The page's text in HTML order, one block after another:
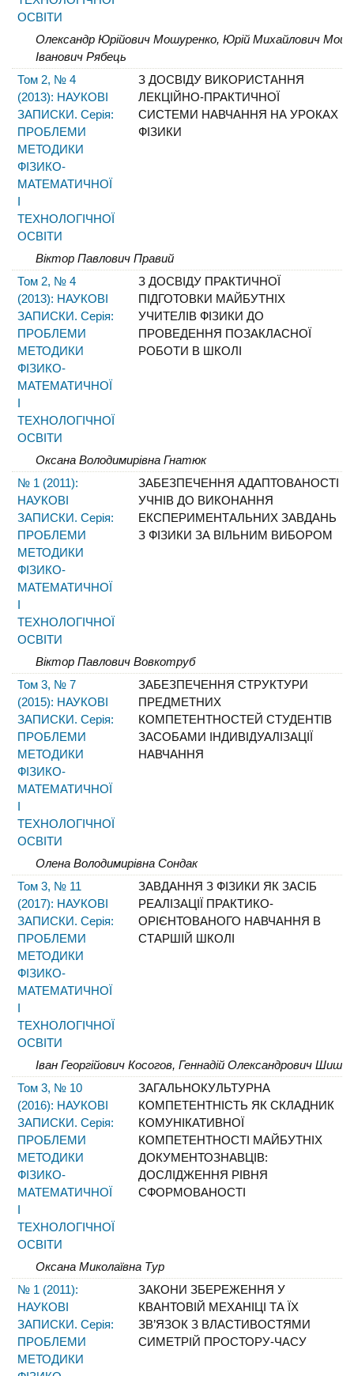
ОСВІТИ
Олександр Юрійович Мошуренко, Юрій Михайлович
Іванович Рябець
Том 2, № 4
(2013): НАУКОВІ
ЗАПИСКИ. Серія:
ПРОБЛЕМИ
МЕТОДИКИ
ФІЗИКО-
МАТЕМАТИЧНОЇ
І
ТЕХНОЛОГІЧНОЇ
ОСВІТИ
З ДОСВІДУ ВИКОРИСТАННЯ
ЛЕКЦІЙНО-ПРАКТИЧНОЇ
СИСТЕМИ НАВЧАННЯ НА УРОКАХ
ФІЗИКИ
Віктор Павлович Правий
Том 2, № 4
(2013): НАУКОВІ
ЗАПИСКИ. Серія:
ПРОБЛЕМИ
МЕТОДИКИ
ФІЗИКО-
МАТЕМАТИЧНОЇ
І
ТЕХНОЛОГІЧНОЇ
ОСВІТИ
З ДОСВІДУ ПРАКТИЧНОЇ
ПІДГОТОВКИ МАЙБУТНІХ
УЧИТЕЛІВ ФІЗИКИ ДО
ПРОВЕДЕННЯ ПОЗАКЛАСНОЇ
РОБОТИ В ШКОЛІ
Оксана Володимирівна Гнатюк
№ 1 (2011):
НАУКОВІ
ЗАПИСКИ. Серія:
ПРОБЛЕМИ
МЕТОДИКИ
ФІЗИКО-
МАТЕМАТИЧНОЇ
І
ТЕХНОЛОГІЧНОЇ
ОСВІТИ
ЗАБЕЗПЕЧЕННЯ АДАПТОВАНОСТІ
УЧНІВ ДО ВИКОНАННЯ
ЕКСПЕРИМЕНТАЛЬНИХ ЗАВДАНЬ
З ФІЗИКИ ЗА ВІЛЬНИМ ВИБОРОМ
Віктор Павлович Вовкотруб
Том 3, № 7
(2015): НАУКОВІ
ЗАПИСКИ. Серія:
ПРОБЛЕМИ
МЕТОДИКИ
ФІЗИКО-
МАТЕМАТИЧНОЇ
І
ТЕХНОЛОГІЧНОЇ
ОСВІТИ
ЗАБЕЗПЕЧЕННЯ СТРУКТУРИ
ПРЕДМЕТНИХ
КОМПЕТЕНТНОСТЕЙ СТУДЕНТІВ
ЗАСОБАМИ ІНДИВІДУАЛІЗАЦІЇ
НАВЧАННЯ
Олена Володимирівна Сондак
Том 3, № 11
(2017): НАУКОВІ
ЗАПИСКИ. Серія:
ПРОБЛЕМИ
МЕТОДИКИ
ФІЗИКО-
МАТЕМАТИЧНОЇ
І
ТЕХНОЛОГІЧНОЇ
ОСВІТИ
ЗАВДАННЯ З ФІЗИКИ ЯК ЗАСІБ
РЕАЛІЗАЦІЇ ПРАКТИКО-
ОРІЄНТОВАНОГО НАВЧАННЯ В
СТАРШІЙ ШКОЛІ
Іван Георгійович Косогов, Геннадій Олександрович
Том 3, № 10
(2016): НАУКОВІ
ЗАПИСКИ. Серія:
ПРОБЛЕМИ
МЕТОДИКИ
ФІЗИКО-
МАТЕМАТИЧНОЇ
І
ТЕХНОЛОГІЧНОЇ
ОСВІТИ
ЗАГАЛЬНОКУЛЬТУРНА
КОМПЕТЕНТНІСТЬ ЯК СКЛАДНИК
КОМУНІКАТИВНОЇ
КОМПЕТЕНТНОСТІ МАЙБУТНІХ
ДОКУМЕНТОЗНАВЦІВ:
ДОСЛІДЖЕННЯ РІВНЯ
СФОРМОВАНОСТІ
Оксана Миколаївна Тур
№ 1 (2011):
НАУКОВІ
ЗАПИСКИ. Серія:
ПРОБЛЕМИ
МЕТОДИКИ
ЗАКОНИ ЗБЕРЕЖЕННЯ У
КВАНТОВІЙ МЕХАНІЦІ ТА ЇХ
ЗВ’ЯЗОК З ВЛАСТИВОСТЯМИ
СИМЕТРІЙ ПРОСТОРУ-ЧАСУ